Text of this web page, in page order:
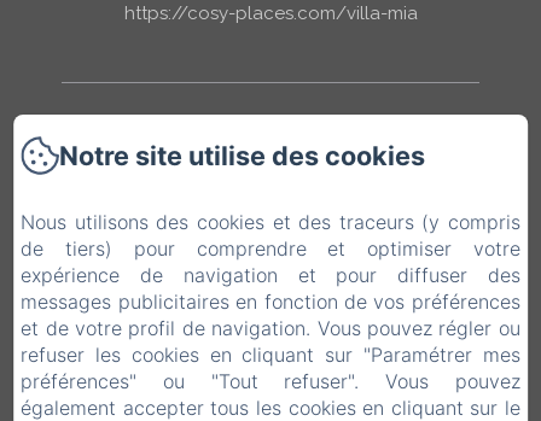
https://cosy-places.com/villa-mia
Les Services Mia
Galerie Photos
Contact
Notre site utilise des cookies
Nous utilisons des cookies et des traceurs (y compris
de tiers) pour comprendre et optimiser votre
expérience de navigation et pour diffuser des
messages publicitaires en fonction de vos préférences
et de votre profil de navigation. Vous pouvez régler ou
refuser les cookies en cliquant sur "Paramétrer mes
préférences" ou "Tout refuser". Vous pouvez
également accepter tous les cookies en cliquant sur le